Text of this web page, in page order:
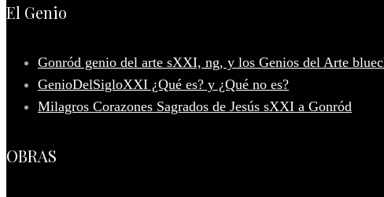
El Genio
Gonród genio del arte sXXI, ng, y los Genios del Arte
GenioDelSigloXXI ¿Qué es? y ¿Qué no es?
Milagros Corazones Sagrados de Jesús sXXI a Gonród
OBRAS